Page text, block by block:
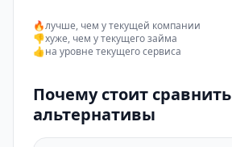
🔥лучше, чем у текущей компании
👎хуже, чем у текущего займа
👍на уровне текущего сервиса
Почему стоит сравнить
альтернативы